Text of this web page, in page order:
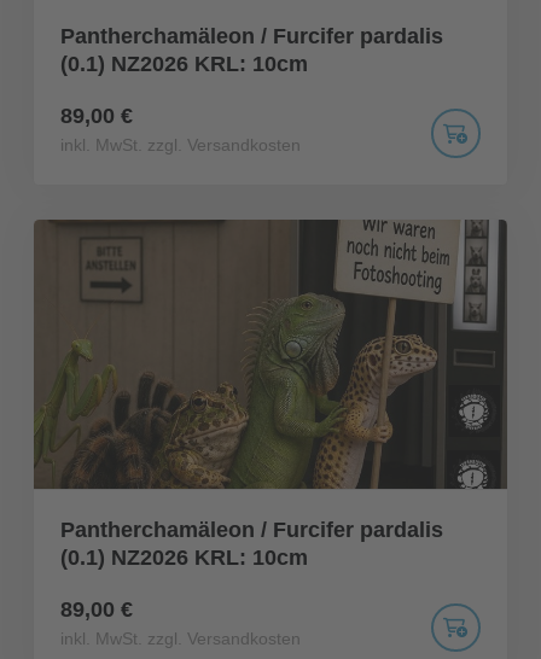
Pantherchamäleon / Furcifer pardalis
(0.1) NZ2026 KRL: 10cm
89,00 €
inkl. MwSt. zzgl. Versandkosten
Pantherchamäleon / Furcifer pardalis
(0.1) NZ2026 KRL: 10cm
89,00 €
inkl. MwSt. zzgl. Versandkosten